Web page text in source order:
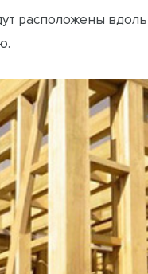
расположены